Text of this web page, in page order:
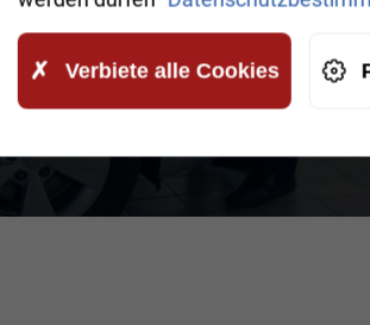
Verbiete alle Cookies